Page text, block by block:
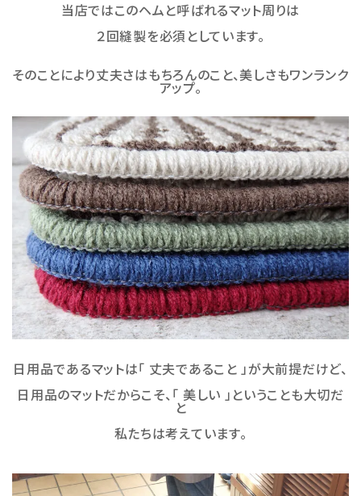
当店ではこのヘムと呼ばれるマット周りは
２回縫製を必須としています。
そのことにより丈夫さはもちろんのこと、美しさもワンランク
アップ。
日用品であるマットは「 丈夫であること 」が大前提だけど、
日用品のマットだからこそ、「 美しい 」ということも大切だ
と
私たちは考えています。